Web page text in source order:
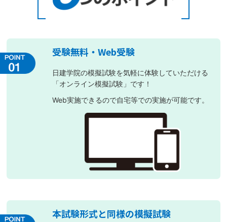
受験無料・Web受験
日建学院の模擬試験を気軽に体験していただける
「オンライン模擬試験」です！
Web実施できるので自宅等での実施が可能です。
本試験形式と同様の模擬試験